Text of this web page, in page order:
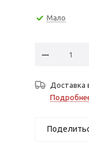
Мало
Доставка